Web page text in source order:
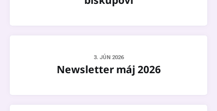
3. JÚN 2026
Newsletter máj 2026